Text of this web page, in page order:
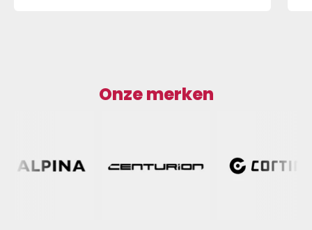
Onze merken